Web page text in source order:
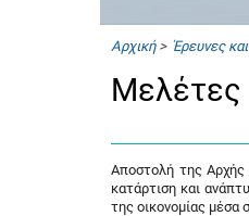
Αρχική> Έρευνες
Μελέτες
Αποστολή της Αρχής
κατάρτιση και
της οικονομίας μέσα